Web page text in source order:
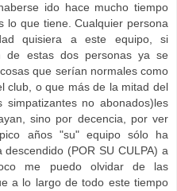
ido hace mucho tiempo
lo que tiene. Cualquier persona
quisiera a este equipo, si
de estas dos personas ya se
que serían normales como
club, o que más de la mitad del
no abonados)les
sino por decencia, por ver
años "su" equipo sólo ha
(POR SU CULPA) a
me puedo olvidar de las
a lo largo de todo este tiempo